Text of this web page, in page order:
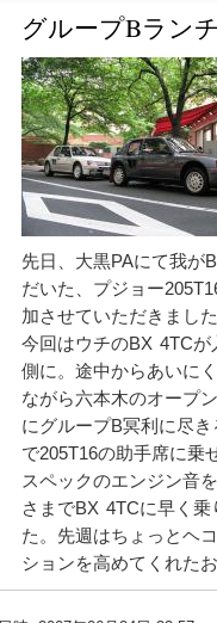
グループBランチ
先日、大黒PAにて我が
だいた、プジョー
加させていただきました
今回はウチのBX 4TC
側に。途中からあいに
ながら六本木のオープ
にグループB冥利に尽
で205T16の助手席に乗
スペックのエンジン音
さまでBX 4TCに早く
た。先週はちょっとヘ
ションを高めてくれた